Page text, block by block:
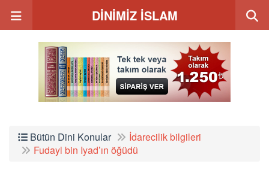
DİNİMİZ İSLAM
Bütün Dini Konular
İdarecilik bilgileri
Fudayl bin Iyad’ın öğüdü